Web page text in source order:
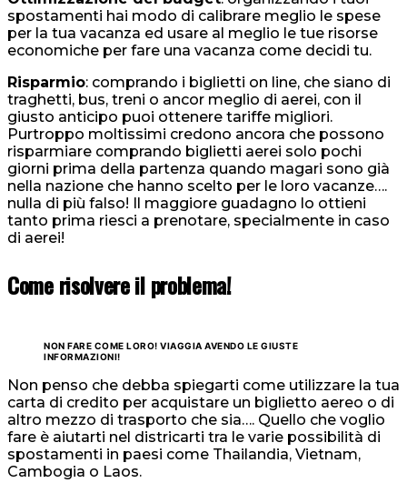
spostamenti hai modo di calibrare meglio le spese
per la tua vacanza ed usare al meglio le tue risorse
economiche per fare una vacanza come decidi tu.
Risparmio: comprando i biglietti on line, che siano di
traghetti, bus, treni o ancor meglio di aerei, con il
giusto anticipo puoi ottenere tariffe migliori.
Purtroppo moltissimi credono ancora che possono
risparmiare comprando biglietti aerei solo pochi
giorni prima della partenza quando magari sono già
nella nazione che hanno scelto per le loro vacanze….
nulla di più falso! Il maggiore guadagno lo ottieni
tanto prima riesci a prenotare, specialmente in caso
di aerei!
Come risolvere il problema!
NON FARE COME LORO! VIAGGIA AVENDO LE GIUSTE
INFORMAZIONI!
Non penso che debba spiegarti come utilizzare la tua
carta di credito per acquistare un biglietto aereo o di
altro mezzo di trasporto che sia…. Quello che voglio
fare è aiutarti nel districarti tra le varie possibilità di
spostamenti in paesi come Thailandia, Vietnam,
Cambogia o Laos.